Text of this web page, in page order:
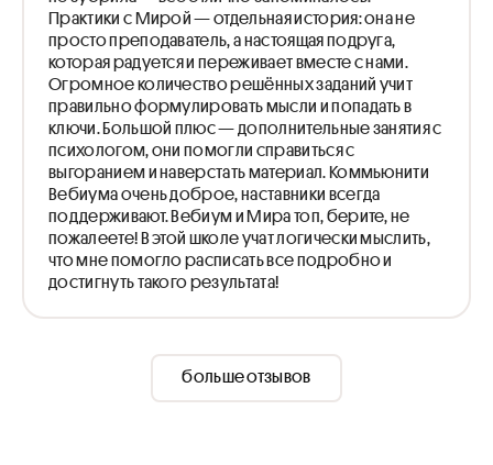
Практики с Мирой — отдельная история: она не
просто преподаватель, а настоящая подруга,
которая радуется и переживает вместе с нами.
Огромное количество решённых заданий учит
правильно формулировать мысли и попадать в
ключи. Большой плюс — дополнительные занятия с
психологом, они помогли справиться с
выгоранием и наверстать материал. Коммьюнити
Вебиума очень доброе, наставники всегда
поддерживают. Вебиум и Мира топ, берите, не
пожалеете! В этой школе учат логически мыслить,
что мне помогло расписать все подробно и
достигнуть такого результата!
больше отзывов